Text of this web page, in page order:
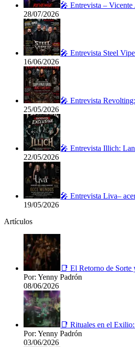
🎤 Entrevista –
28/07/2026
🎤 Entrevista Steel
16/06/2026
🎤 Entrevista
25/05/2026
🎤 Entrevista Illich:
22/05/2026
🎤 Entrevista Liva–
19/05/2026
Artículos
📑 El Retorno de
Por: Yenny Padrón
08/06/2026
📑 Rituales en el
Por: Yenny Padrón
03/06/2026